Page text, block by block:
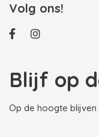
Volg ons!
Blijf op
Op de hoogte